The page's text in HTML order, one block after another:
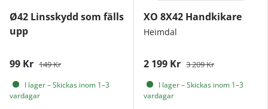
Ø42 Linsskydd som fälls
upp
99 Kr 149 Kr
I lager – Skickas inom 1–3
vardagar
XO 8X42 Handkikare
Heimdal
2 199 Kr 3 209 Kr
I lager – Skickas inom 1–3
vardagar